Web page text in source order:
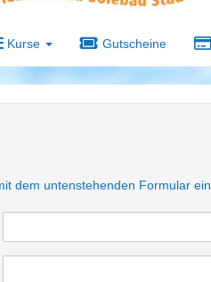
Kurse Gutscheine
dem untenstehenden Formular ein.